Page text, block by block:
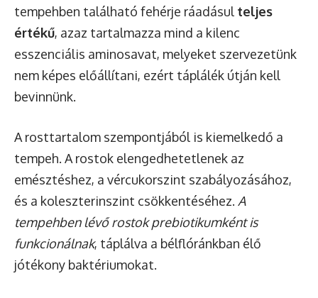
tempehben található fehérje ráadásul teljes
értékű, azaz tartalmazza mind a kilenc
esszenciális aminosavat, melyeket szervezetünk
nem képes előállítani, ezért táplálék útján kell
bevinnünk.
A rosttartalom szempontjából is kiemelkedő a
tempeh. A rostok elengedhetetlenek az
emésztéshez, a vércukorszint szabályozásához,
és a koleszterinszint csökkentéséhez. A
tempehben lévő rostok prebiotikumként is
funkcionálnak, táplálva a bélflóránkban élő
jótékony baktériumokat.